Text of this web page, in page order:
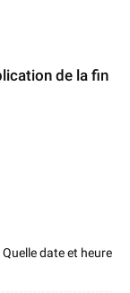
de la fin
date et heure